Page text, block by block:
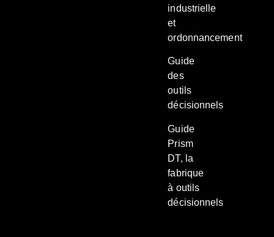
industrielle
et
ordonnancement
Guide
des
outils
décisionnels
Guide
Prism
DT, la
fabrique
à outils
décisionnels